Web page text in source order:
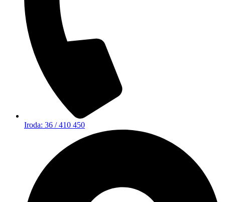
Iroda: 36 / 410 450